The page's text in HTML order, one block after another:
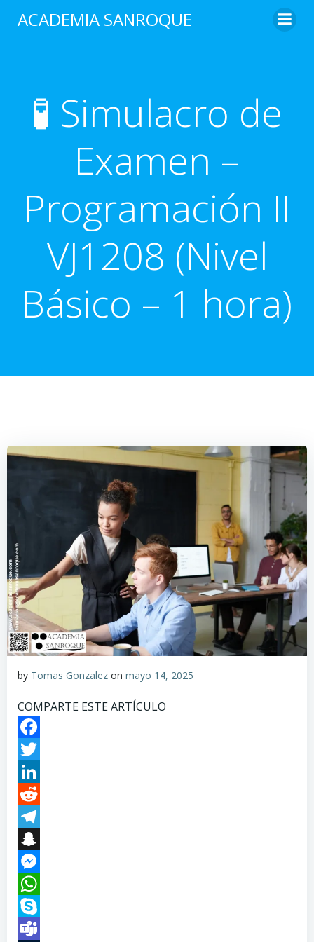
al
ACADEMIA SANROQUE
🧪 Simulacro de
Examen –
Programación II
VJ1208 (Nivel
Básico – 1 hora)
by Tomas Gonzalez on mayo 14, 2025
COMPARTE ESTE ARTÍCULO
Facebook
Twitter
LinkedIn
Reddit
Telegram
Snapchat
Messenger
WhatsApp
Skype